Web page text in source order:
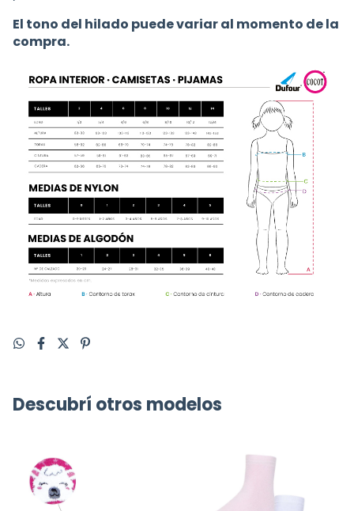
El tono del hilado puede variar al momento de la
compra.
Descubrí otros modelos